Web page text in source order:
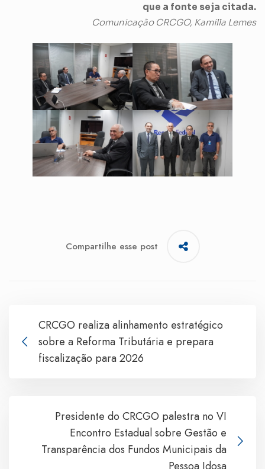
que a fonte seja citada.
Comunicação CRCGO, Kamilla Lemes
Compartilhe esse post
CRCGO realiza alinhamento estratégico
sobre a Reforma Tributária e prepara
fiscalização para 2026
Presidente do CRCGO palestra no VI
Encontro Estadual sobre Gestão e
Transparência dos Fundos Municipais da